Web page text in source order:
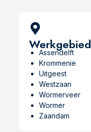
Werkgebied
Assendelft
Krommenie
Uitgeest
Westzaan
Wormerveer
Wormer
Zaandam